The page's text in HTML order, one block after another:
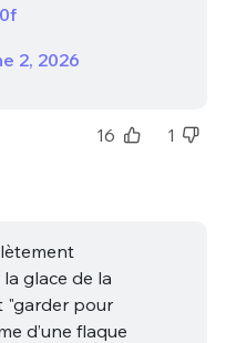
2, 2026
16 1
glace de la
"garder pour
d’une flaque